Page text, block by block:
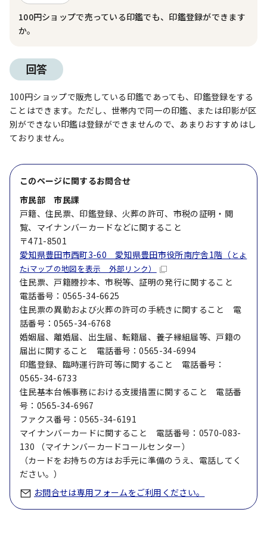
100円ショップで売っている印鑑でも、印鑑登録ができます
か。
回答
100円ショップで販売している印鑑であっても、印鑑登録をする
ことはできます。ただし、世帯内で同一の印鑑、または印影が区
別ができない印鑑は登録ができませんので、あまりおすすめはし
ておりません。
このページに関するお問合せ
市民部 市民課
戸籍、住民票、印鑑登録、火葬の許可、市税の証明・閲
覧、マイナンバーカードなどに関すること
〒471-8501
愛知県豊田市西町3-60 愛知県豊田市役所南庁舎1階（ とよ
たiマップの地図を表示 外部リンク）
住民票、戸籍謄抄本、市税等、証明の発行に関すること
電話番号：0565-34-6625
住民票の異動および火葬の許可の手続きに関すること 電
話番号：0565-34-6768
婚姻届、離婚届、出生届、転籍届、養子縁組届等、戸籍の
届出に関すること 電話番号：0565-34-6994
印鑑登録、臨時運行許可等に関すること 電話番号：
0565-34-6733
住民基本台帳事務における支援措置に関すること 電話番
号：0565-34-6967
ファクス番号：0565-34-6191
マイナンバーカードに関すること 電話番号：0570-083-
130 （マイナンバーカードコールセンター）
（カードをお持ちの方はお手元に準備のうえ、電話してく
ださい。）
お問合せは専用フォームをご利用ください。